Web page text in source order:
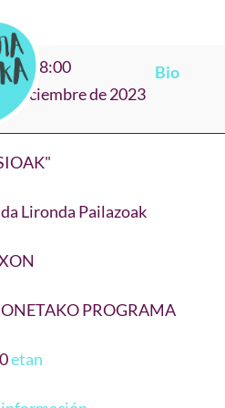
Bio
– 18:00
diciembre de 2023
Lironda Pailazoak
PROGRAMA
etan